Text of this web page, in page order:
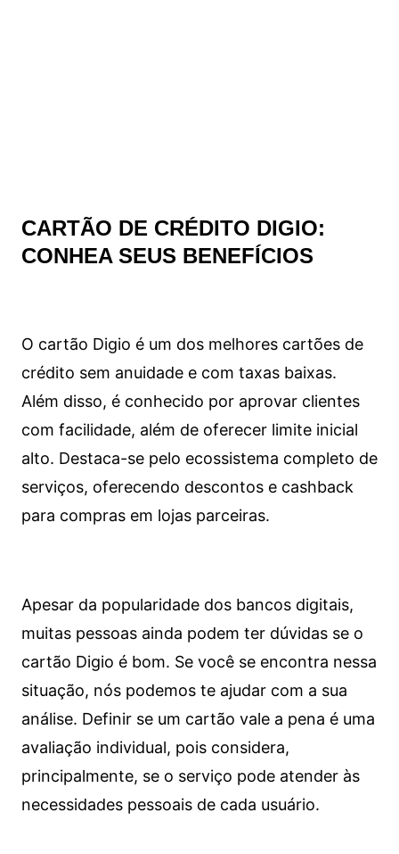
CARTÃO DE CRÉDITO DIGIO:
CONHEA SEUS BENEFÍCIOS
O cartão Digio é um dos melhores cartões de
crédito sem anuidade e com taxas baixas.
Além disso, é conhecido por aprovar clientes
com facilidade, além de oferecer limite inicial
alto. Destaca-se pelo ecossistema completo de
serviços, oferecendo descontos e cashback
para compras em lojas parceiras.
Apesar da popularidade dos bancos digitais,
muitas pessoas ainda podem ter dúvidas se o
cartão Digio é bom. Se você se encontra nessa
situação, nós podemos te ajudar com a sua
análise. Definir se um cartão vale a pena é uma
avaliação individual, pois considera,
principalmente, se o serviço pode atender às
necessidades pessoais de cada usuário.